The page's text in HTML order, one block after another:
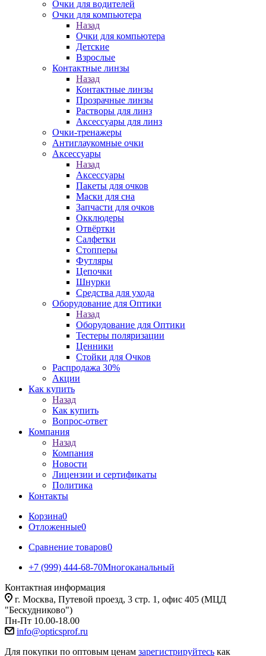
Очки для водителей
Очки для компьютера
Назад
Очки для компьютера
Детские
Взрослые
Контактные линзы
Назад
Контактные линзы
Прозрачные линзы
Растворы для линз
Аксессуары для линз
Очки-тренажеры
Антиглаукомные очки
Аксессуары
Назад
Аксессуары
Пакеты для очков
Маски для сна
Запчасти для очков
Окклюдеры
Отвёртки
Салфетки
Стопперы
Футляры
Цепочки
Шнурки
Средства для ухода
Оборудование для Оптики
Назад
Оборудование для Оптики
Тестеры поляризации
Ценники
Стойки для Очков
Распродажа 30%
Акции
Как купить
Назад
Как купить
Вопрос-ответ
Компания
Назад
Компания
Новости
Лицензии и сертификаты
Политика
Контакты
Корзина0
Отложенные0
Сравнение товаров0
+7 (999) 444-68-70Многоканальный
Контактная информация
г. Москва, Путевой проезд, 3 стр. 1, офис 405 (МЦД
"Бескудниково")
Пн-Пт 10.00-18.00
info@opticsprof.ru
Для покупки по оптовым ценам зарегистрируйтесь как